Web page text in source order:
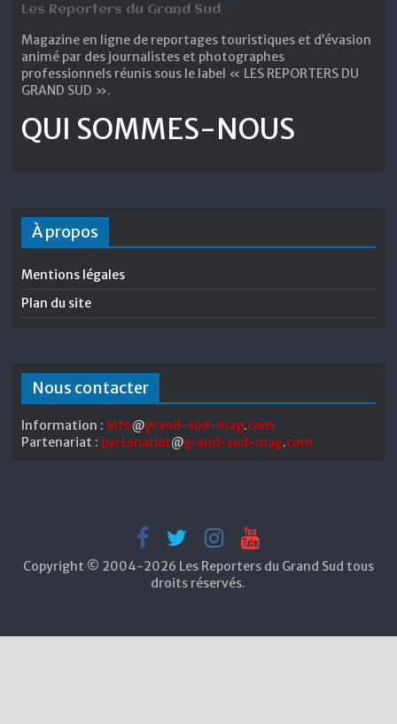
Les Reporters du Grand Sud
Magazine en ligne de reportages touristiques et d’évasion
animé par des journalistes et photographes
professionnels réunis sous le label « LES REPORTERS DU
GRAND SUD ».
QUI SOMMES-NOUS
À propos
Mentions légales
Plan du site
Nous contacter
Information : info@grand-sud-mag.com
Partenariat : partenariat@grand-sud-mag.com
Copyright © 2004-2026 Les Reporters du Grand Sud tous
droits réservés.